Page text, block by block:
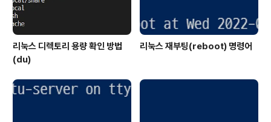
리눅스 디렉토리 용량 확인 방법
(du)
리눅스 재부팅(reboot) 명령어